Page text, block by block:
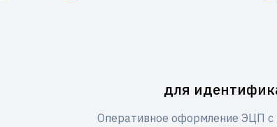
для
Оперативное оформление ЭЦП с